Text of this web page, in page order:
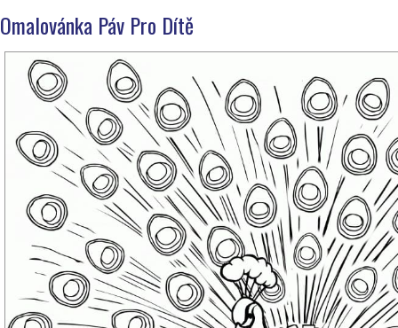
Omalovánka Páv Pro Dítě